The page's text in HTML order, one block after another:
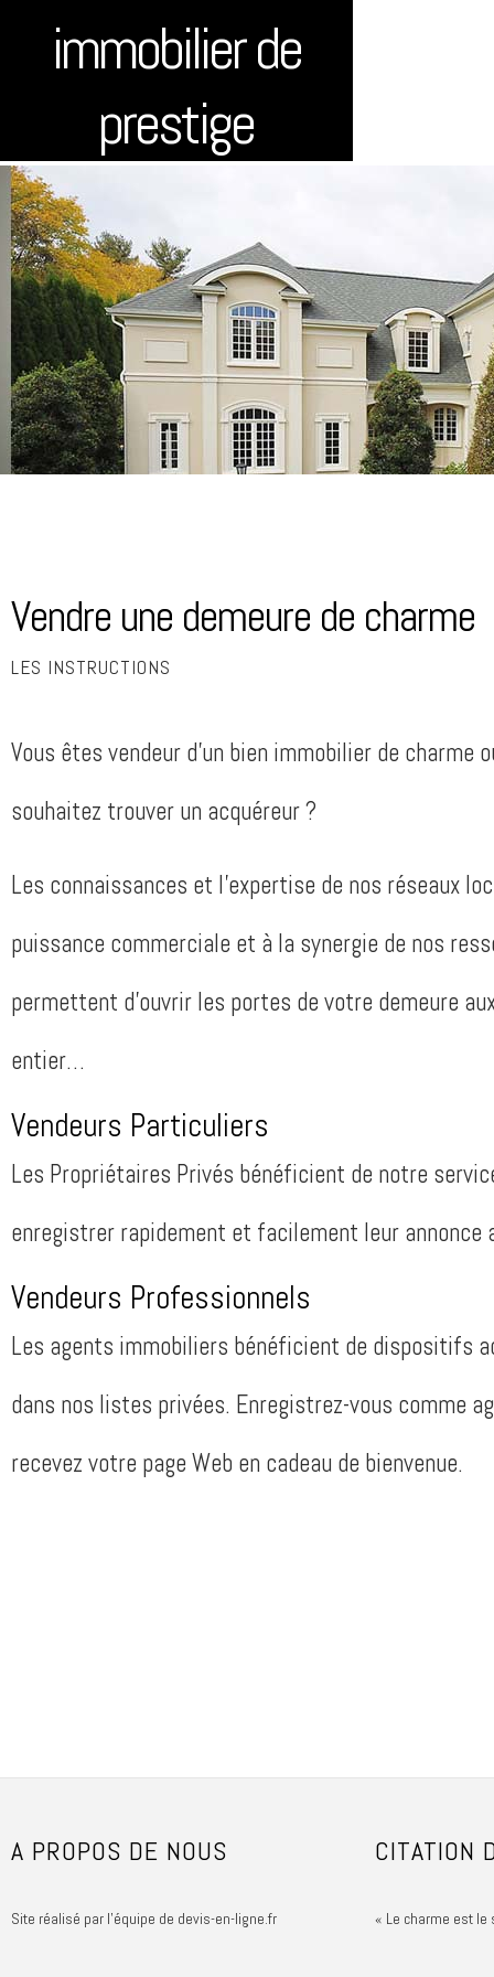
immobilier de
prestige
Vendre une demeure de charme
LES INSTRUCTIONS
Vous êtes vendeur d’un bien immobilier de charme
souhaitez trouver un acquéreur ?
Les connaissances et l’expertise de nos réseaux
puissance commerciale et à la synergie de nos
permettent d’ouvrir les portes de votre demeure
entier…
Vendeurs Particuliers
Les Propriétaires Privés bénéficient de notre
enregistrer rapidement et facilement leur annonce
Vendeurs Professionnels
Les agents immobiliers bénéficient de dispositifs
dans nos listes privées. Enregistrez-vous comme
recevez votre page Web en cadeau de bienvenue.
A PROPOS DE NOUS
Site réalisé par l'équipe de devis-en-ligne.fr
CITATION
« Le charme est le